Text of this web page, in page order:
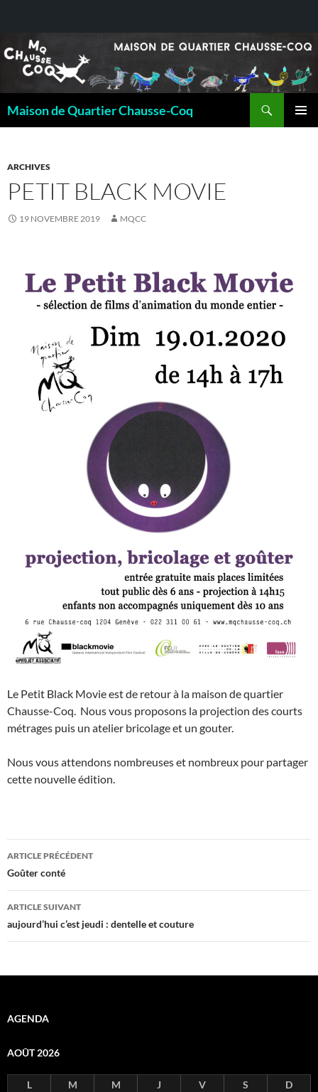
Maison de Quartier Chausse-Coq
ARCHIVES
PETIT BLACK MOVIE
19 NOVEMBRE 2019 MQCC
Le Petit Black Movie est de retour à la maison de quartier
Chausse-Coq. Nous vous proposons la projection des courts
métrages puis un atelier bricolage et un gouter.
Nous vous attendons nombreuses et nombreux pour partager
cette nouvelle édition.
Navigation
des
articles
ARTICLE PRÉCÉDENT
Goûter conté
ARTICLE SUIVANT
aujourd’hui c’est jeudi : dentelle et couture
AGENDA
AOÛT 2026
L M M J V S
D